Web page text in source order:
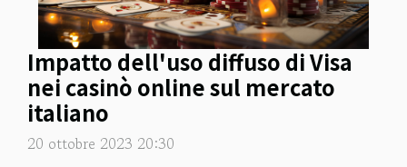
Impatto dell'uso diffuso di Visa
nei casinò online sul mercato
italiano
20 ottobre 2023 20:30